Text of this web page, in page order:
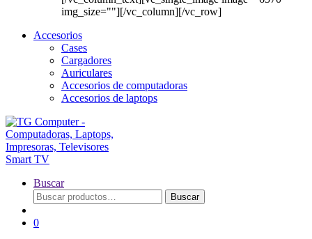
img_size=""][/vc_column][/vc_row]
Accesorios
Cases
Cargadores
Auriculares
Accesorios de computadoras
Accesorios de laptops
Buscar
Buscar
por:
Buscar
0